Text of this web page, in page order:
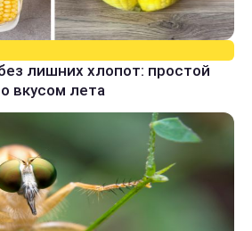
лишних хлопот: простой
вкусом лета